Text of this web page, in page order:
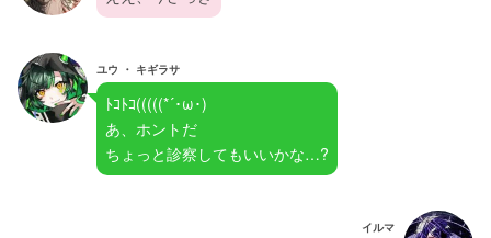
ユウ ・ キギラサ
ﾄｺﾄｺ(((((*´･ω･)
あ、ホントだ
ちょっと診察してもいいかな…?
イルマ